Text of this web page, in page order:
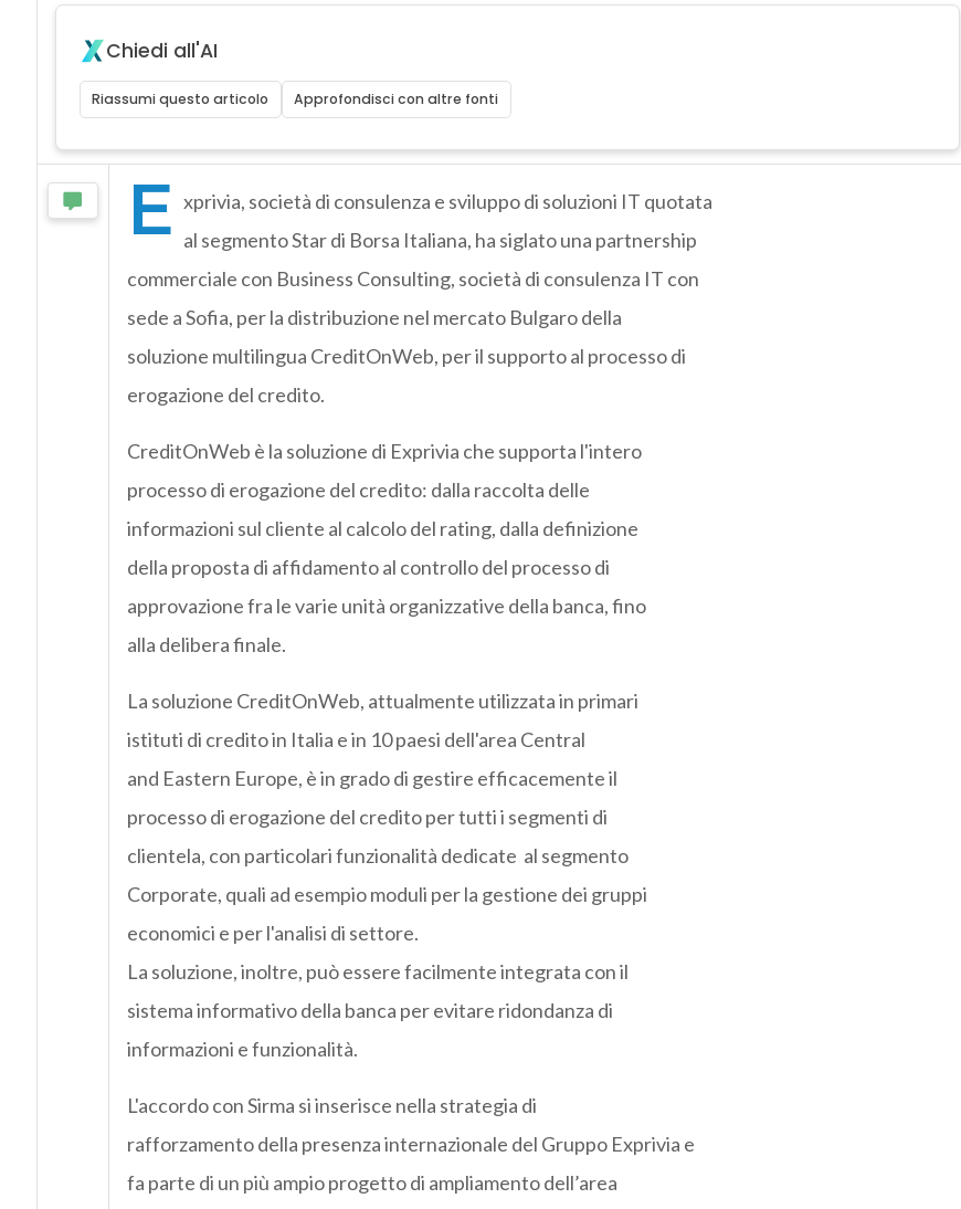
Chiedi all'AI
Riassumi questo articolo Approfondisci con altre fonti
E xprivia, società di consulenza e sviluppo di soluzioni IT quotata
al segmento Star di Borsa Italiana, ha siglato una partnership
commerciale con Business Consulting, società di consulenza IT con
sede a Sofia, per la distribuzione nel mercato Bulgaro della
soluzione multilingua CreditOnWeb, per il supporto al processo di
erogazione del credito.
CreditOnWeb è la soluzione di Exprivia che supporta l'intero
processo di erogazione del credito: dalla raccolta delle
informazioni sul cliente al calcolo del rating, dalla definizione
della proposta di affidamento al controllo del processo di
approvazione fra le varie unità organizzative della banca, fino
alla delibera finale.
La soluzione CreditOnWeb, attualmente utilizzata in primari
istituti di credito in Italia e in 10 paesi dell'area Central
and Eastern Europe, è in grado di gestire efficacemente il
processo di erogazione del credito per tutti i segmenti di
clientela, con particolari funzionalità dedicate al segmento
Corporate, quali ad esempio moduli per la gestione dei gruppi
economici e per l'analisi di settore.
La soluzione, inoltre, può essere facilmente integrata con il
sistema informativo della banca per evitare ridondanza di
informazioni e funzionalità.
L'accordo con Sirma si inserisce nella strategia di
rafforzamento della presenza internazionale del Gruppo Exprivia e
fa parte di un più ampio progetto di ampliamento dell’area